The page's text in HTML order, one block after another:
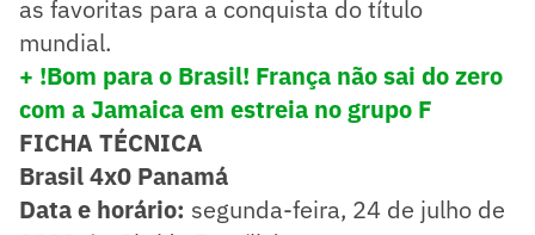
as favoritas para a conquista do título
mundial.
+ !Bom para o Brasil! França não sai do zero
com a Jamaica em estreia no grupo F
FICHA TÉCNICA
Brasil 4x0 Panamá
Data e horário: segunda-feira, 24 de julho de